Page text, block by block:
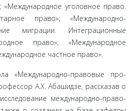
«Международное уголовное право.
право»; «Международно-
миграции. Интеграционные
право»; «Международное
частное право».
«Международно-правовые про­
А.Х. Абашидзе, рассказав о
международно-право­